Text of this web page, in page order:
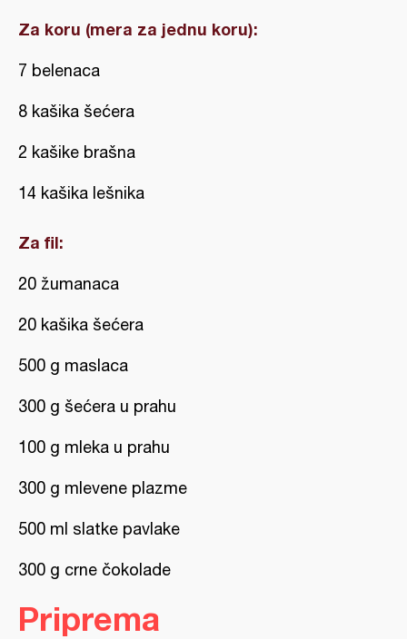
Za koru (mera za jednu koru):
7 belenaca
8 kašika šećera
2 kašike brašna
14 kašika lešnika
Za fil:
20 žumanaca
20 kašika šećera
500 g maslaca
300 g šećera u prahu
100 g mleka u prahu
300 g mlevene plazme
500 ml slatke pavlake
300 g crne čokolade
Priprema